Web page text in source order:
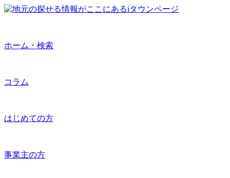
ホーム・検索
コラム
はじめての方
事業主の方